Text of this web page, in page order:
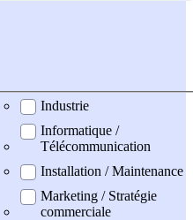
Industrie
Informatique /
Télécommunication
Installation / Maintenance
Marketing / Stratégie
commerciale